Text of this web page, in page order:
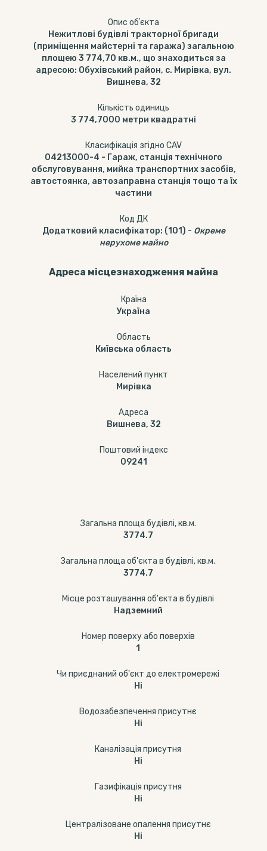
Опис обʼєкта
Нежитлові будівлі тракторної бригади
(приміщення майстерні та гаража) загальною
площею 3 774,70 кв.м., що знаходиться за
адресою: Обухівський район, с. Мирівка, вул.
Вишнева, 32
Кількість одиниць
3 774,7000 метри квадратні
Класифікація згідно CAV
04213000-4 - Гараж, станція технічного
обслуговування, мийка транспортних засобів,
автостоянка, автозаправна станція тощо та їх
частини
Код ДК
Додатковий класифікатор: (101) - Окреме
нерухоме майно
Адреса місцезнаходження майна
Країна
Україна
Область
Київська область
Населений пункт
Мирівка
Адреса
Вишнева, 32
Поштовий індекс
09241
Загальна площа будівлі, кв.м.
3774.7
Загальна площа об'єкта в будівлі, кв.м.
3774.7
Місце розташування об'єкта в будівлі
Надземний
Номер поверху або поверхів
1
Чи приєднаний об'єкт до електромережі
Ні
Водозабезпечення присутнє
Ні
Каналізація присутня
Ні
Газифікація присутня
Ні
Централізоване опалення присутнє
Ні